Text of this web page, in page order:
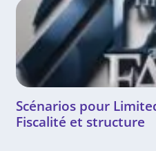
Scénarios pour
Fiscalité et structure